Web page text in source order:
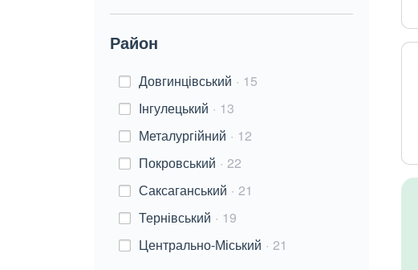
Район
Довгинцівський
15
Інгулецький
13
Металургійний
12
Покровський
22
Саксаганський
21
Тернівський
19
Центрально-Міський
21